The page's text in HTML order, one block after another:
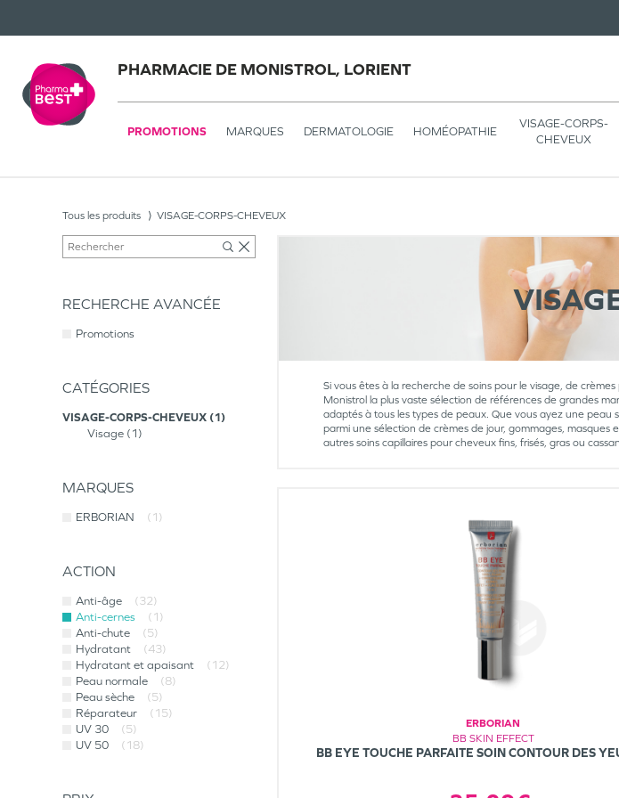
PHARMACIE DE MONISTROL, LORIENT
PROMOTIONS MARQUES DERMATOLOGIE HOMÉOPATHIE
VISAGE-CORPS-
CHEVEUX
Tous les produits VISAGE-CORPS-CHEVEUX
RECHERCHE AVANCÉE
Promotions
CATÉGORIES
VISAGE-CORPS-CHEVEUX
1
Visage
1
MARQUES
ERBORIAN (1)
ACTION
Anti-âge
(32)
Anti-cernes
(1)
Anti-chute
(5)
Hydratant
(43)
Hydratant et apaisant
(12)
Peau normale
(8)
Peau sèche
(5)
Réparateur
(15)
UV 30
(5)
UV 50
(18)
Si vous êtes à la recherche de soins pour le visage, de
Monistrol la plus vaste sélection de références de grandes
adaptés à tous les types de peaux. Que vous ayez une
parmi une sélection de crèmes de jour, gommages,
autres soins capillaires pour cheveux fins, frisés, gras ou
ERBORIAN
BB SKIN EFFECT
BB EYE TOUCHE PARFAITE SOIN CONTOUR DES